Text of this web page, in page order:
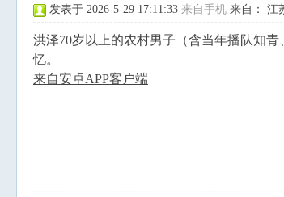
发表于 2026-5-29 17:11:33 来自手机 来自： 江
洪泽70岁以上的农村男子（含当年播队知
忆。
来自安卓APP客户端